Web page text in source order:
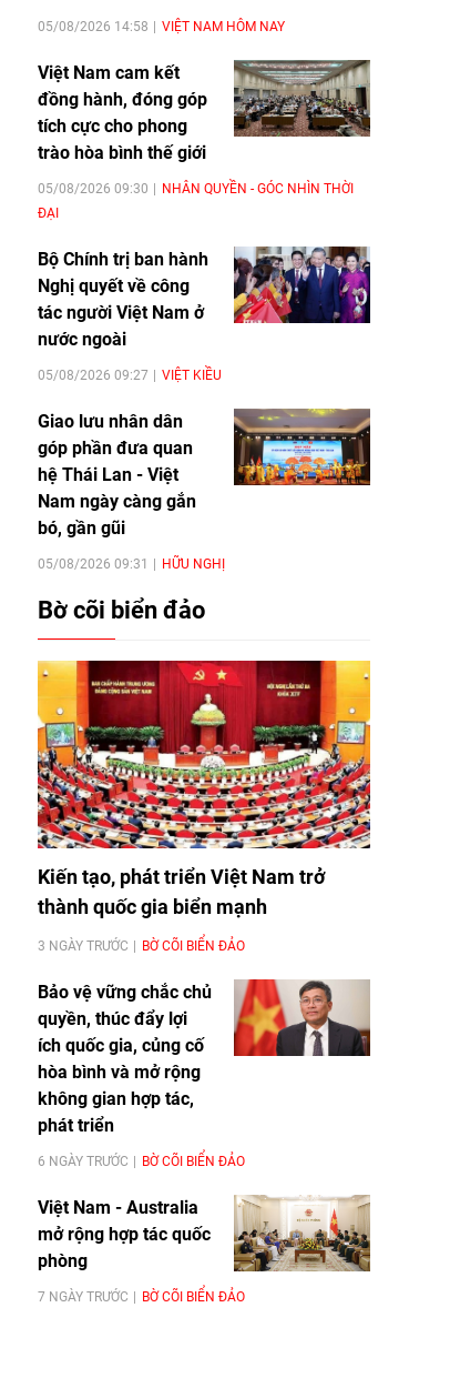
05/08/2026 14:58 VIỆT NAM HÔM NAY
Việt Nam cam kết
đồng hành, đóng góp
tích cực cho phong
trào hòa bình thế giới
05/08/2026 09:30
NHÂN QUYỀN - GÓC NHÌN THỜI
ĐẠI
Bộ Chính trị ban hành
Nghị quyết về công
tác người Việt Nam ở
nước ngoài
05/08/2026 09:27 VIỆT KIỀU
Giao lưu nhân dân
góp phần đưa quan
hệ Thái Lan - Việt
Nam ngày càng gắn
bó, gần gũi
05/08/2026 09:31 HỮU NGHỊ
Bờ cõi biển đảo
Kiến tạo, phát triển Việt Nam trở
thành quốc gia biển mạnh
3 NGÀY TRƯỚC BỜ CÕI BIỂN ĐẢO
Bảo vệ vững chắc chủ
quyền, thúc đẩy lợi
ích quốc gia, củng cố
hòa bình và mở rộng
không gian hợp tác,
phát triển
6 NGÀY TRƯỚC BỜ CÕI BIỂN ĐẢO
Việt Nam - Australia
mở rộng hợp tác quốc
phòng
7 NGÀY TRƯỚC BỜ CÕI BIỂN ĐẢO